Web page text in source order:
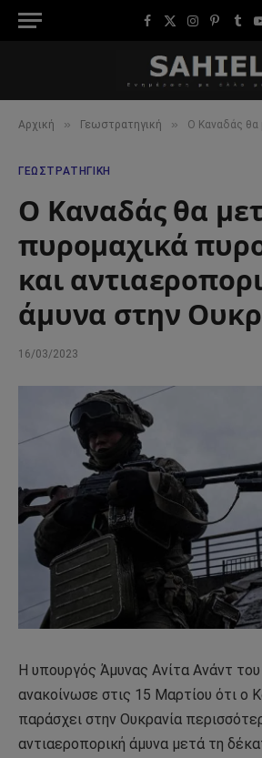
Facebook
X
Instagram
Αρχική » Γεωστρατηγική » Ο Καναδάς θα μεταφέρει
ΓΕΩΣΤΡΑΤΗΓΙΚΉ
Ο Καναδάς θα
πυρομαχικά
και
άμυνα στην
16/03/2023
Η υπουργός Άμυνας Ανίτα Ανάντ
ανακοίνωσε στις 15 Μαρτίου ότι ο
παράσχει στην Ουκρανία
αντιαεροπορική άμυνα μετά τη